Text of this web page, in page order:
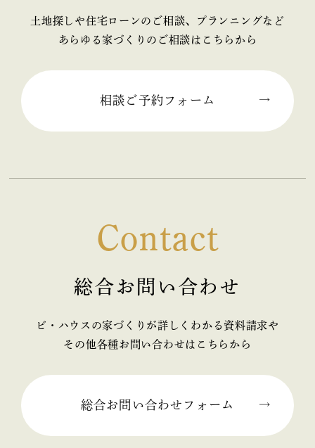
2025年10月 (1)
2025年07月 (2)
2025年02月 (2)
2025年01月 (1)
2024年11月 (1)
2024年10月 (1)
土地探しや住宅ローンのご相談、プランニングなど
あらゆる家づくりのご相談はこちらから
相談ご予約フォーム
Contact
総合お問い合わせ
ビ・ハウスの家づくりが詳しくわかる資料請求や
その他各種お問い合わせはこちらから
総合お問い合わせフォーム